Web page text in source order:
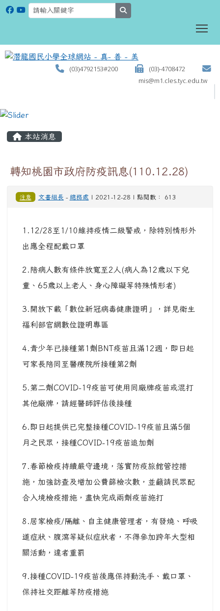
(03)4792153#200
(03)-4708472
mis@m1.cles.tyc.edu.tw
本站消息
轉知桃園市政府防疫訊息(110.12.28)
注意 文書組長 - 總務處 | 2021-12-28 | 點閱數： 613
1.12/28至1/10維持疫情二級警戒，除特別情形外
出應全程配戴口罩
2.陪病人數有條件放寬至2人(病人為12歲以下兒
童、65歲以上老人、身心障礙等特殊情形者)
3.開放下載「數位新冠病毒健康證明」，詳見衛生
福利部官網數位證明專區
4.青少年已接種第1劑BNT疫苗且滿12週，即日起
可家長陪同至醫療院所接種第2劑
5.第二劑COVID-19疫苗可使用同廠牌疫苗或混打
其他廠牌，請經醫師評估後接種
6.即日起提供已完整接種COVID-19疫苗且滿5個
月之民眾，接種COVID-19疫苗追加劑
7.春節檢疫持續嚴守邊境，落實防疫旅館管控措
施，加強訪查及增加公費篩檢次數，並籲請民眾配
合入境檢疫措施，盡快完成兩劑疫苗施打
8.居家檢疫/隔離、自主健康管理者，有發燒、呼吸
道症狀、腹瀉等疑似症狀者，不得參加跨年大型相
關活動，違者重罰
9.接種COVID-19疫苗後應保持勤洗手、戴口罩、
保持社交距離等防疫措施